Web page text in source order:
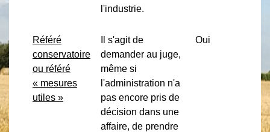
l'industrie.
Référé
conservatoire
ou référé
« mesures
utiles »
Il s'agit de
demander au juge,
même si
l'administration n'a
pas encore pris de
décision dans une
affaire, de prendre
Oui